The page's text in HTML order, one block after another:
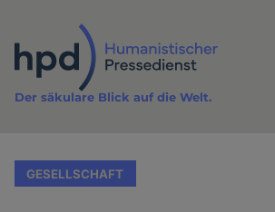
Inhalt
Der säkulare Blick auf die Welt.
GESELLSCHAFT